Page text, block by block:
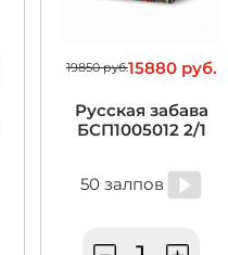
19850 руб.15880 руб.
Русская забава
БСП1005012 2/1
50 залпов